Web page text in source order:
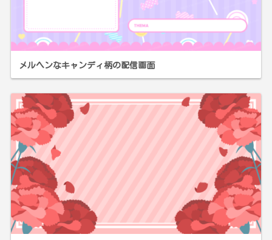
メルヘンなキャンディ柄の配信画面